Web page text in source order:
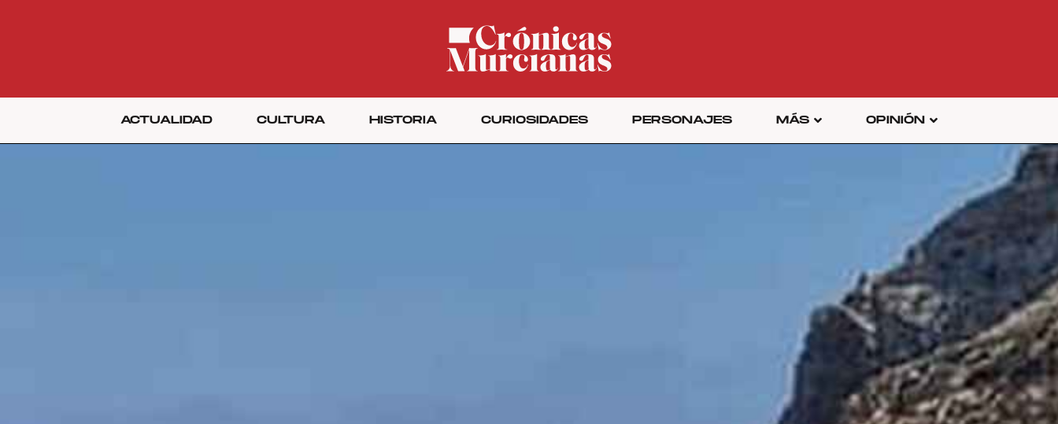
ACTUALIDAD CULTURA HISTORIA CURIOSIDADES PERSONAJES MÁS OPINIÓN